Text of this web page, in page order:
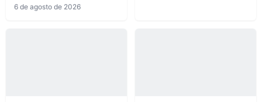
6 de agosto de 2026